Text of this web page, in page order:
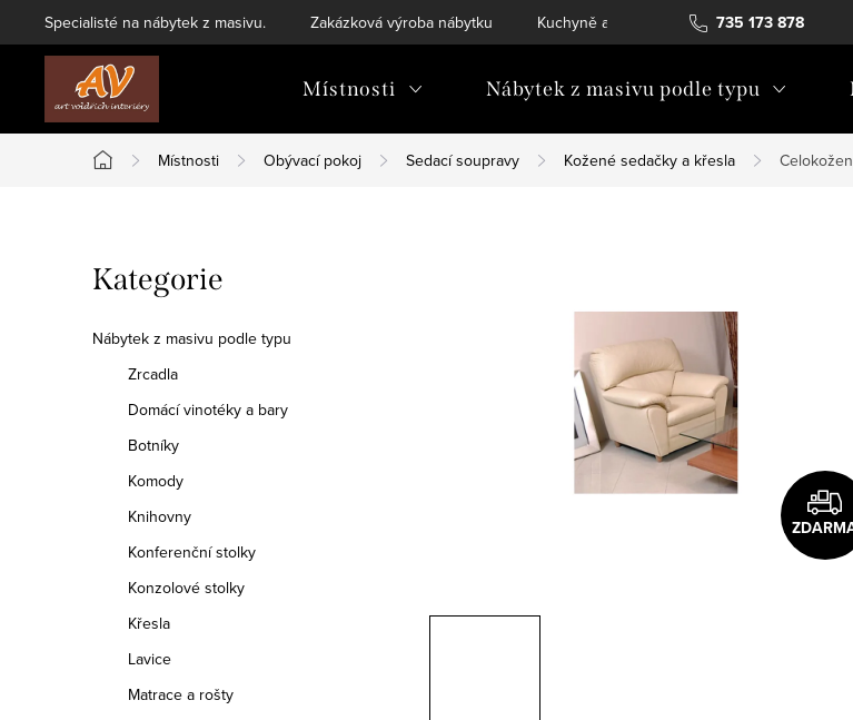
na
735 173 878
Specialisté na nábytek z masivu. Zakázková výroba nábytku Kuchyně a vestavný nábytek Katalogy
Místnosti Nábytek z masivu podle typu
Domů
Místnosti Obývací pokoj Sedací soupravy Kožené sedačky a křesla
o
s
Přeskočit
kategorie
Kategorie
Nábytek z masivu podle typu
Zrcadla
Domácí vinotéky a bary
Botníky
Komody
Knihovny
Konferenční stolky
Konzolové stolky
Křesla
Lavice
Matrace a rošty